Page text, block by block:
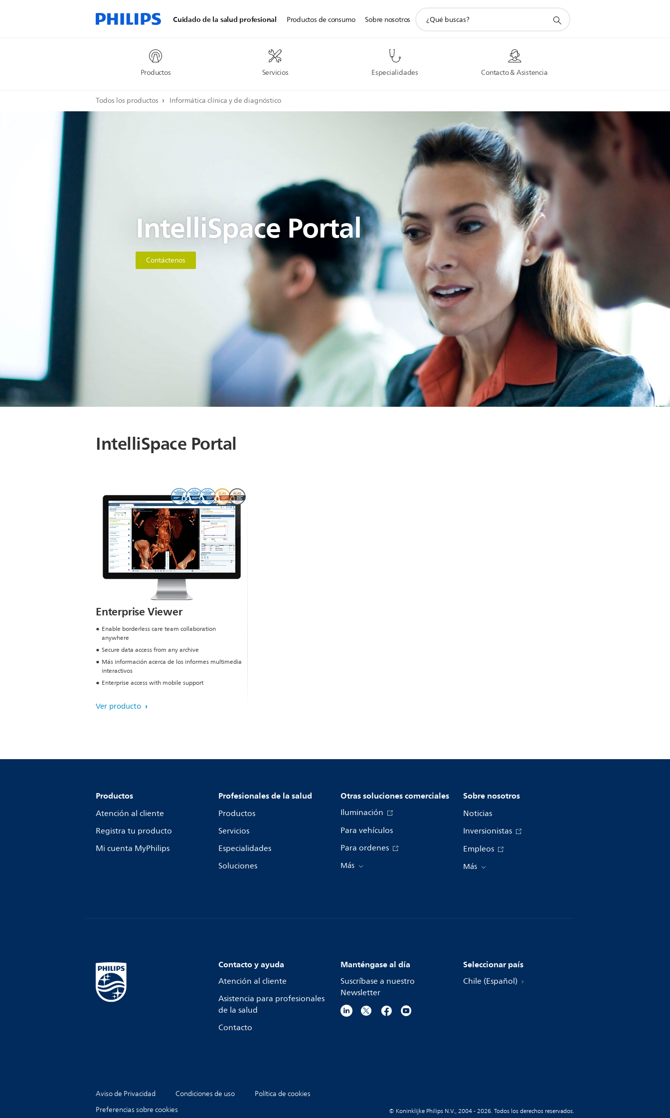
Cuidado de la salud profesional
Productos Servicios Especialidades Contacto & Asistencia
Productos de consumo Sobre nosotros
Todos los productos Informática clínica y de diagnóstico
IntelliSpace Portal
Contáctenos
IntelliSpace Portal
Enterprise Viewer
Enable borderless care team collaboration
anywhere
Secure data access from any archive
Más información acerca de los informes multimedia
interactivos
Enterprise access with mobile support
Ver producto
Productos
Atención al cliente
Registra tu producto
Mi cuenta MyPhilips
Profesionales de la salud
Productos
Servicios
Especialidades
Soluciones
Otras soluciones comerciales
Iluminación
Para vehículos
Para ordenes
Más
Sobre nosotros
Noticias
Inversionistas
Empleos
Más
Contacto y ayuda
Atención al cliente
Asistencia para profesionales
de la salud
Contacto
Manténgase al día
Suscríbase a nuestro
Newsletter
Seleccionar país
Chile (Español)
Aviso de Privacidad Condiciones de uso
Política de cookies
Preferencias sobre cookies
© Koninklijke Philips N.V., 2004 - 2026. Todos los derechos reservados.